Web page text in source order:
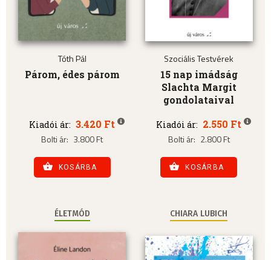
Tóth Pál
Párom, édes párom
Kiadói ár: 3.420 Ft
Bolti ár: 3.800 Ft
KOSÁRBA
Szociális Testvérek
15 nap imádság
Slachta Margit
gondolataival
Kiadói ár: 2.550 Ft
Bolti ár: 2.800 Ft
KOSÁRBA
ÉLETMÓD CHIARA LUBICH